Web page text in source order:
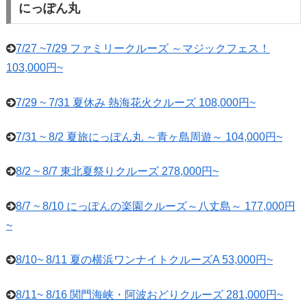
にっぽん丸
7/27 ~7/29 ファミリークルーズ ～マジックフェス！
103,000円~
7/29 ~ 7/31 夏休み 熱海花火クルーズ 108,000円~
7/31 ~ 8/2 夏旅にっぽん丸 ～青ヶ島周遊～ 104,000円~
8/2 ~ 8/7 東北夏祭りクルーズ 278,000円~
8/7 ~ 8/10 にっぽんの楽園クルーズ～八丈島～ 177,000円
~
8/10~ 8/11 夏の横浜ワンナイトクルーズA 53,000円~
8/11~ 8/16 関門海峡・阿波おどりクルーズ 281,000円~